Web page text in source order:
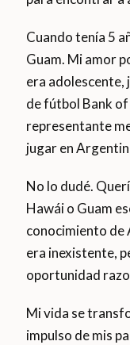
Cuando tenía 5
Guam. Mi amor
era adolescente,
de fútbol Bank of
representante
jugar en
No lo dudé.
Hawái o Guam
conocimiento de
era inexistente,
oportunidad
Mi vida se
impulso de mis